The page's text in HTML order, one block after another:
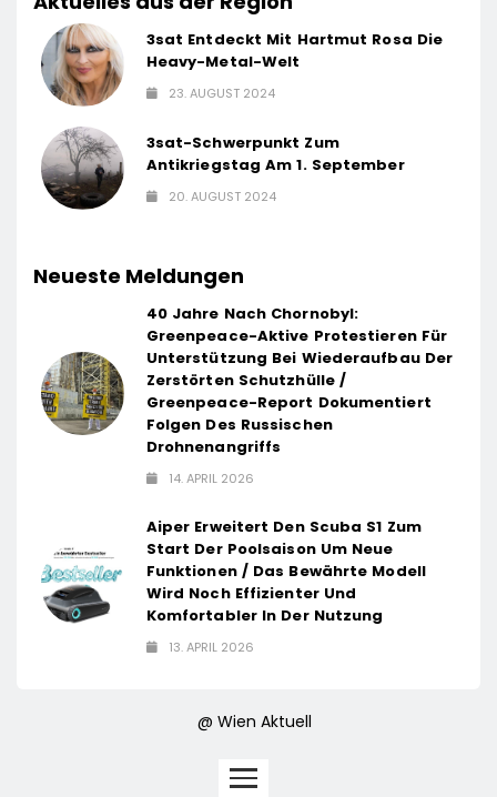
3sat Entdeckt Mit Hartmut Rosa Die
Heavy-Metal-Welt
23. AUGUST 2024
3sat-Schwerpunkt Zum
Antikriegstag Am 1. September
20. AUGUST 2024
Neueste Meldungen
40 Jahre Nach Chornobyl:
Greenpeace-Aktive Protestieren Für
Unterstützung Bei Wiederaufbau Der
Zerstörten Schutzhülle /
Greenpeace-Report Dokumentiert
Folgen Des Russischen
Drohnenangriffs
14. APRIL 2026
Aiper Erweitert Den Scuba S1 Zum
Start Der Poolsaison Um Neue
Funktionen / Das Bewährte Modell
Wird Noch Effizienter Und
Komfortabler In Der Nutzung
13. APRIL 2026
@ Wien Aktuell